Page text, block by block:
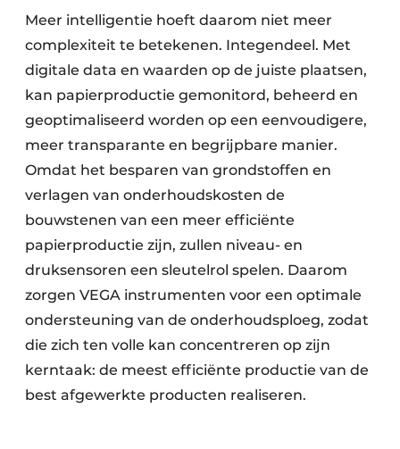
Meer intelligentie hoeft daarom niet meer
complexiteit te betekenen. Integendeel. Met
digitale data en waarden op de juiste plaatsen,
kan papierproductie gemonitord, beheerd en
geoptimaliseerd worden op een eenvoudigere,
meer transparante en begrijpbare manier.
Omdat het besparen van grondstoffen en
verlagen van onderhoudskosten de
bouwstenen van een meer efficiënte
papierproductie zijn, zullen niveau- en
druksensoren een sleutelrol spelen. Daarom
zorgen VEGA instrumenten voor een optimale
ondersteuning van de onderhoudsploeg, zodat
die zich ten volle kan concentreren op zijn
kerntaak: de meest efficiënte productie van de
best afgewerkte producten realiseren.